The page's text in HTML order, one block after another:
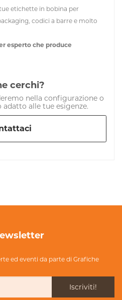
etichette in bobina per
codici a barre e molto
esperto che produce
cerchi?
nella configurazione o
alle tue esigenze.
ed eventi da parte di Grafiche
Iscriviti!